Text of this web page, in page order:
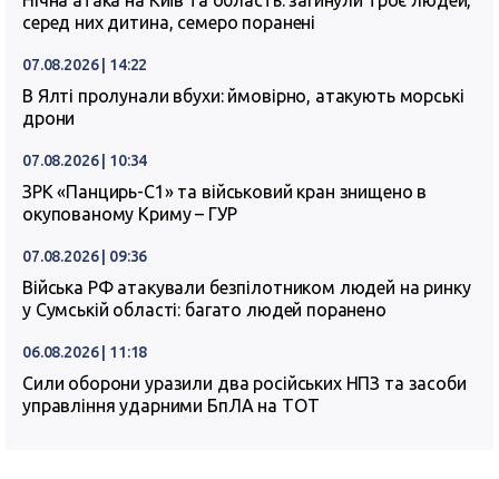
серед них дитина, семеро поранені
07.08.2026 | 14:22
В Ялті пролунали вбухи: ймовірно, атакують морські
дрони
07.08.2026 | 10:34
ЗРК «Панцирь-С1» та військовий кран знищено в
окупованому Криму – ГУР
07.08.2026 | 09:36
Війська РФ атакували безпілотником людей на ринку
у Сумській області: багато людей поранено
06.08.2026 | 11:18
Сили оборони уразили два російських НПЗ та засоби
управління ударними БпЛА на ТОТ